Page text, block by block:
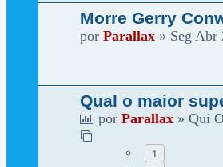
Morre Gerry
por Parallax » Seg Abr
Qual o maior
por Parallax » Qui
1